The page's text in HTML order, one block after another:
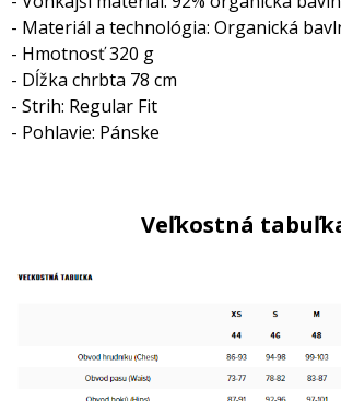
- Materiál a technológia: Organická
- Hmotnosť 320 g
- Dĺžka chrbta 78 cm
- Strih: Regular Fit
- Pohlavie: Pánske
Veľkostná